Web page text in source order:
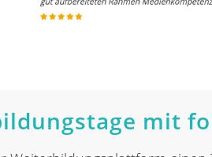
mit